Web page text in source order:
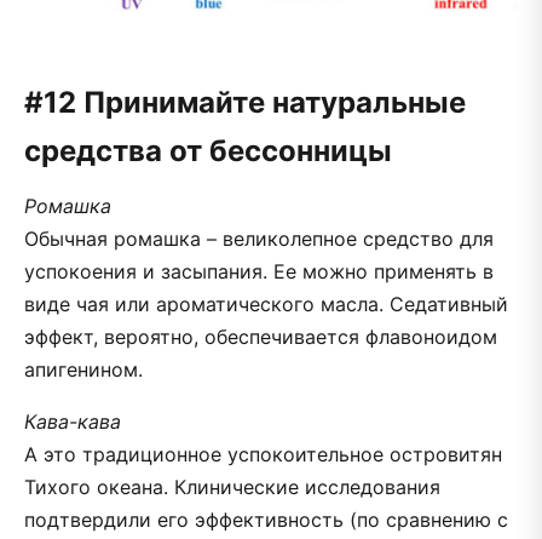
#12 Принимайте натуральные
средства от бессонницы
Ромашка
Обычная ромашка – великолепное средство для
успокоения и засыпания. Ее можно применять в
виде чая или ароматического масла. Седативный
эффект, вероятно, обеспечивается флавоноидом
апигенином.
Кава-кава
А это традиционное успокоительное островитян
Тихого океана. Клинические исследования
подтвердили его эффективность (по сравнению с